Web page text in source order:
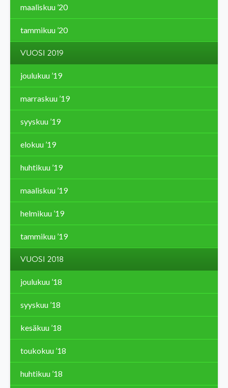
maaliskuu ’20
tammikuu ’20
VUOSI 2019
joulukuu ’19
marraskuu ’19
syyskuu ’19
elokuu ’19
huhtikuu ’19
maaliskuu ’19
helmikuu ’19
tammikuu ’19
VUOSI 2018
joulukuu ’18
syyskuu ’18
kesäkuu ’18
toukokuu ’18
huhtikuu ’18